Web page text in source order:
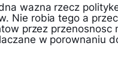
wazna rzecz
Nie robia tego a
przez przenosnosc
w porownaniu